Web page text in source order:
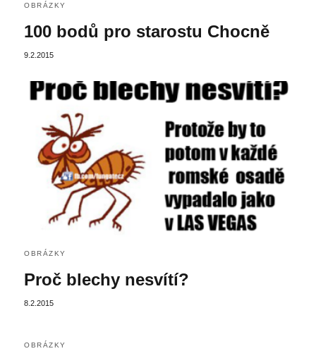
OBRÁZKY
100 bodů pro starostu Chocně
9.2.2015
OBRÁZKY
Proč blechy nesvítí?
8.2.2015
OBRÁZKY